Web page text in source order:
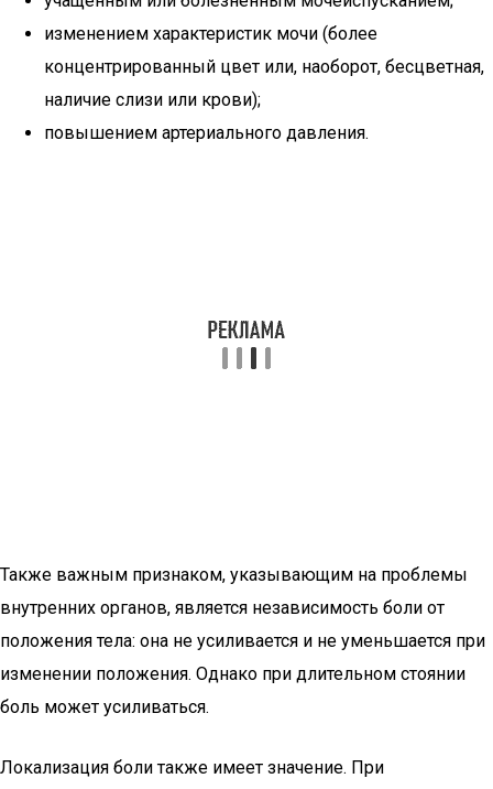
изменением характеристик мочи (более
концентрированный цвет или, наоборот, бесцветная,
наличие слизи или крови);
повышением артериального давления.
Также важным признаком, указывающим на проблемы
внутренних органов, является независимость боли от
положения тела: она не усиливается и не уменьшается при
изменении положения. Однако при длительном стоянии
боль может усиливаться.
Локализация боли также имеет значение. При